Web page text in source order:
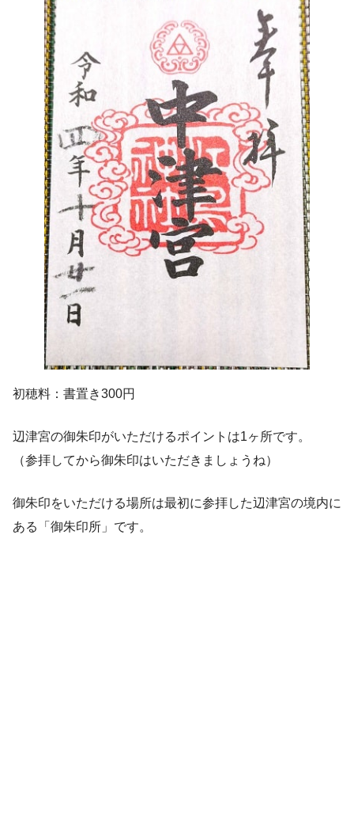
初穂料：書置き300円
辺津宮の御朱印がいただけるポイントは1ヶ所です。
（参拝してから御朱印はいただきましょうね）
御朱印をいただける場所は最初に参拝した辺津宮の境内に
ある「御朱印所」です。